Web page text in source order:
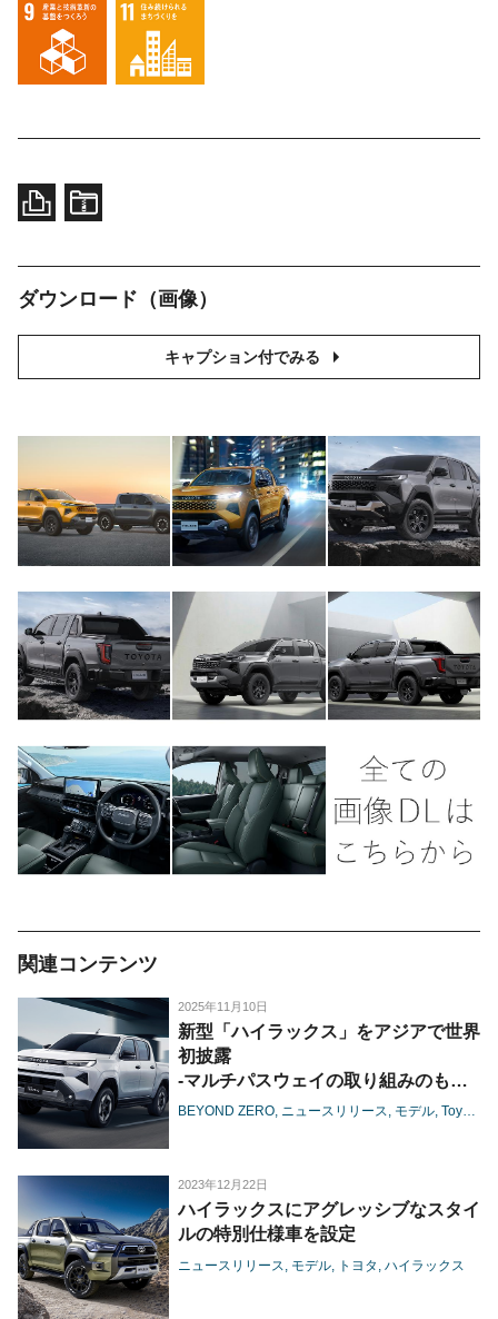
ダウンロード（画像）
キャプション付でみる
関連コンテンツ
2025年11月10日
新型「ハイラックス」をアジアで世界
初披露
-マルチパスウェイの取り組みのも
と、BEVやFCEVなど多様なパワート
BEYOND ZERO ニュースリリース モデル Toyota
2023年12月22日
ハイラックスにアグレッシブなスタイ
ルの特別仕様車を設定
ニュースリリース モデル トヨタ ハイラックス